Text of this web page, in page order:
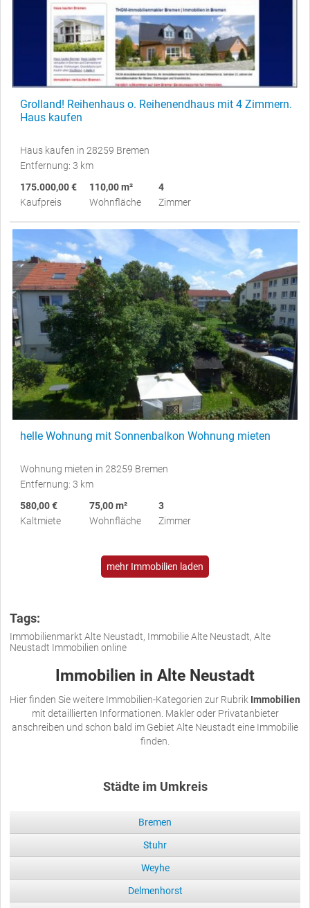
Grolland! Reihenhaus o. Reihenendhaus mit 4 Zimmern.
Haus kaufen
Haus kaufen in 28259 Bremen
Entfernung: 3 km
175.000,00 €
Kaufpreis
110,00 m²
Wohnfläche
4
Zimmer
helle Wohnung mit Sonnenbalkon Wohnung mieten
Wohnung mieten in 28259 Bremen
Entfernung: 3 km
580,00 €
Kaltmiete
75,00 m²
Wohnfläche
3
Zimmer
mehr Immobilien laden
Tags:
Immobilienmarkt Alte Neustadt, Immobilie Alte Neustadt, Alte
Neustadt Immobilien online
Immobilien in Alte Neustadt
Hier finden Sie weitere Immobilien-Kategorien zur Rubrik Immobilien
mit detaillierten Informationen. Makler oder Privatanbieter
anschreiben und schon bald im Gebiet Alte Neustadt eine Immobilie
finden.
Städte im Umkreis
Bremen
Stuhr
Weyhe
Delmenhorst